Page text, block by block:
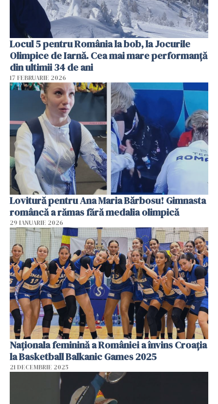
Locul 5 pentru România la bob, la Jocurile
Olimpice de Iarnă. Cea mai mare performanță
din ultimii 34 de ani
17 FEBRUARIE 2026
Lovitură pentru Ana Maria Bărbosu! Gimnasta
româncă a rămas fără medalia olimpică
29 IANUARIE 2026
Naționala feminină a României a învins Croația
la Basketball Balkanic Games 2025
21 DECEMBRIE 2025